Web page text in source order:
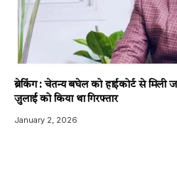
ब्रेकिंग : चेतन्य बघेल को हाईकोर्ट से
जुलाई को किया था गिरफ्तार
January 2, 2026